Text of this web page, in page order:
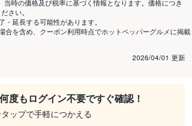
時の価格及び税率に基づく情報となります。価格につき
さい。
延長する可能性があります。
合を含め、クーポン利用時点でホットペッパーグルメに掲載
2026/04/01 更新
度もログイン不要ですぐ確認！
ップで手軽につかえる